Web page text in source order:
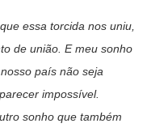
essa torcida nos uniu,
de união. E meu sonho
país não seja
impossível.
sonho que também